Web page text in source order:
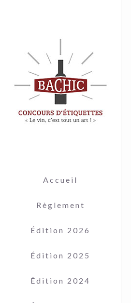
Accueil
Règlement
Édition 2026
Édition 2025
Édition 2024